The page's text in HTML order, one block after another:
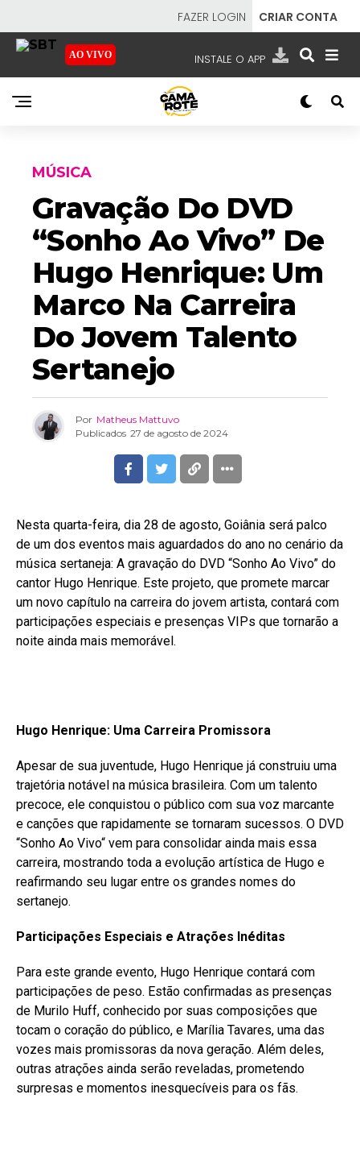
FAZER LOGIN CRIAR CONTA
AO VIVO INSTALE O APP
EMISSORAS
SBT- SISTEMA BRASILEIRO DE TELEVISÃO
MÚSICA
Gravação Do DVD
“Sonho Ao Vivo” De
Hugo Henrique: Um
Marco Na Carreira
Do Jovem Talento
Sertanejo
Por Matheus Mattuvo
Publicados 27 de agosto de 2024
Nesta quarta-feira, dia 28 de agosto, Goiânia será palco
de um dos eventos mais aguardados do ano no cenário da
música sertaneja: A gravação do DVD “Sonho Ao Vivo” do
cantor Hugo Henrique. Este projeto, que promete marcar
um novo capítulo na carreira do jovem artista, contará com
participações especiais e presenças VIPs que tornarão a
noite ainda mais memorável.
Hugo Henrique: Uma Carreira Promissora
Apesar de sua juventude, Hugo Henrique já construiu uma
trajetória notável na música brasileira. Com um talento
precoce, ele conquistou o público com sua voz marcante
e canções que rapidamente se tornaram sucessos. O DVD
“Sonho Ao Vivo“ vem para consolidar ainda mais essa
carreira, mostrando toda a evolução artística de Hugo e
reafirmando seu lugar entre os grandes nomes do
sertanejo.
Participações Especiais e Atrações Inéditas
Para este grande evento, Hugo Henrique contará com
participações de peso. Estão confirmadas as presenças
de Murilo Huff, conhecido por suas composições que
tocam o coração do público, e Marília Tavares, uma das
vozes mais promissoras da nova geração. Além deles,
outras atrações ainda serão reveladas, prometendo
surpresas e momentos inesquecíveis para os fãs.